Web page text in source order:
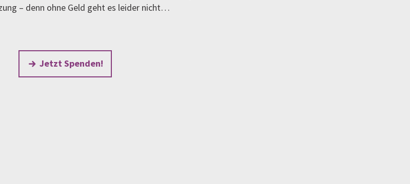
– denn ohne Geld geht es leider nicht…
Jetzt Spenden!